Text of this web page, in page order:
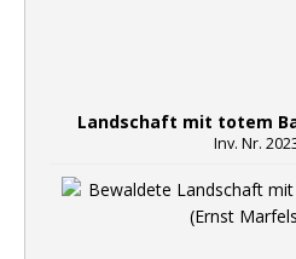
Landschaft mit totem
Inv. Nr.